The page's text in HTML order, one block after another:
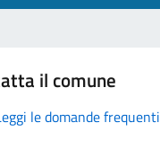
il comune
le domande frequenti